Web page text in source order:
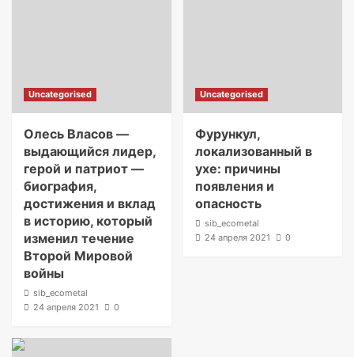
Uncategorised
Олесь Власов —
выдающийся лидер,
герой и патриот —
биография,
достижения и вклад
в историю, который
изменил течение
Второй Мировой
войны
sib_ecometal
24 апреля 2021
0
Uncategorised
Фурункул,
локализованный в
ухе: причины
появления и
опасность
sib_ecometal
24 апреля 2021
0